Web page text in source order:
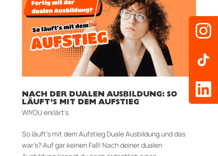
NACH DER DUALEN AUSBILDUNG: SO
LÄUFT’S MIT DEM AUFSTIEG
WIYOU erklärt's
So läuft’s mit dem Aufstieg Duale Ausbildung und das
war’s? Auf gar keinen Fall! Nach deiner dualen